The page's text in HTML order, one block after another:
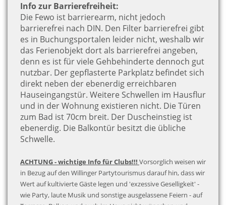
Info zur Barrierefreiheit:
Die Fewo ist barrierearm, nicht jedoch
barrierefrei nach DIN. Den Filter barrierefrei gibt
es in Buchungsportalen leider nicht, weshalb wir
das Ferienobjekt dort als barrierefrei angeben,
denn es ist für viele Gehbehinderte dennoch gut
nutzbar. Der gepflasterte Parkplatz befindet sich
direkt neben der ebenerdig erreichbaren
Hauseingangstür. Weitere Schwellen im Hausflur
und in der Wohnung existieren nicht. Die Türen
zum Bad ist 70cm breit. Der Duscheinstieg ist
ebenerdig. Die Balkontür besitzt die übliche
Schwelle.
ACHTUNG - wichtige Info für Clubs!!! Vorsorglich weisen wir
in Bezug auf den Willinger Partytourismus darauf hin, dass wir
Wert auf kultivierte Gäste legen und 'exzessive Geselligkeit' -
wie Party, laute Musik und sonstige ausgelassene Feiern - auf